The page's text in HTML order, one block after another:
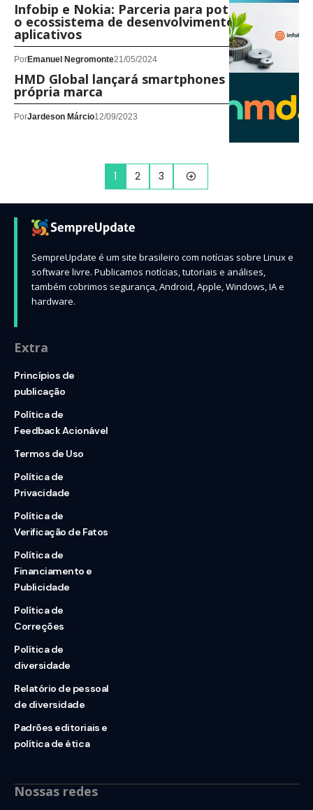
Infobip e Nokia: Parceria para potencializar
o ecossistema de desenvolvimento de
aplicativos
PorEmanuel Negromonte21/05/2024
HMD Global lançará smartphones com sua
própria marca
PorJardeson Márcio12/09/2023
1 2 3
SempreUpdate é um site brasileiro com notícias sobre Linux e
software livre. Publicamos notícias, tutoriais e análises,
também cobrimos segurança, Android, Apple, Windows, IA e
hardware.
Extra
Princípios de
publicação
Política de
Feedback Acionável
Termos de Uso
Política de
Privacidade
Política de
Verificação de Fatos
Política de
Financiamento e
Publicidade
Política de
Correções
Política de
diversidade
Relatório de pessoal
de diversidade
Padrões editoriais e
política de ética
Nossas redes